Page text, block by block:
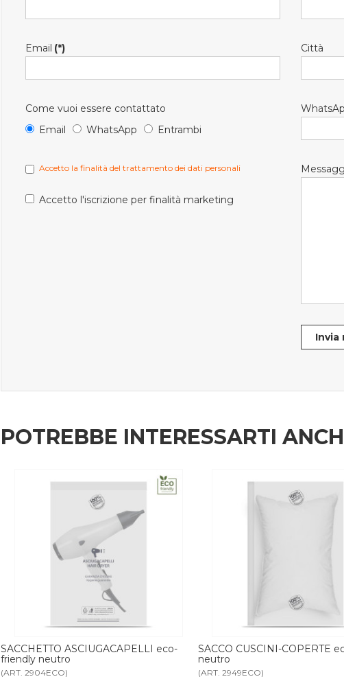
Email (*) Città
Come vuoi essere contattato
Email
WhatsApp Entrambi
Accetto la finalità del trattamento dei dati personali
Accetto l'iscrizione per finalità marketing
Invia
POTREBBE INTERESSARTI
SACCO CUSCINI-COPERTE eco-friendly
neutro
(ART. 2949ECO)
SACCO CUSCINI-COPERTE
(ART. 2989)